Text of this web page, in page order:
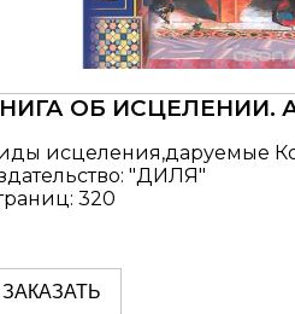
ОБ ИСЦЕЛЕНИИ.
исцеления,даруемые
"ДИЛЯ"
320
ЗАКАЗАТЬ